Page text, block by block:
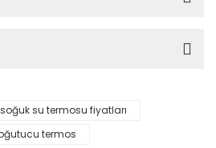
soğuk su termosu fiyatları
termos